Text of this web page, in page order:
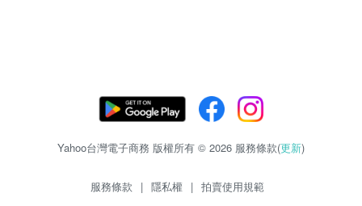
Yahoo台灣電子商務 版權所有 © 2026 服務條款(更新)
服務條款 | 隱私權 | 拍賣使用規範